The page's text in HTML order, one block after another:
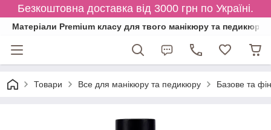
Безкоштовна доставка від 3000 грн по Україні.
Матеріали Premium класу для твого манікюру та педикюру
Товари Все для манікюру та педикюру Базове та